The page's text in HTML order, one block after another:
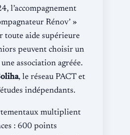
l’accompagnement
Rénov’ »
toute aide supérieure
peuvent choisir un
association agréée.
, le réseau PACT et
indépendants.
multiplient
: 600 points